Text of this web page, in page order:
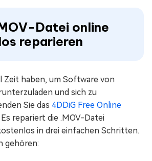
Datei online
reparieren
Zeit haben, um Software von
und sich zu
Sie das 4DDiG Free Online
Es repariert die .MOV-Datei
in drei einfachen Schritten.
gehören: